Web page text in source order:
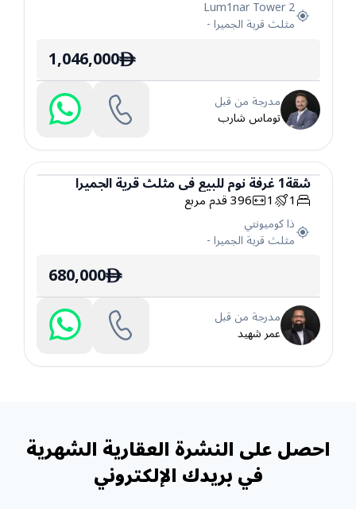
Lum1nar Tower 2
مثلث قرية الجميرا-
ê
1,046,000
مدرجة من قبل
توماس شارب
شقة
شقة1غرفة نومللبيعفيمثلث قرية الجميرا
1
1
396قدم مربع
ذا كوميونتي
مثلث قرية الجميرا-
ê
680,000
مدرجة من قبل
عمر شهيد
احصل على النشرة العقارية الشهرية
في بريدك الإلكتروني